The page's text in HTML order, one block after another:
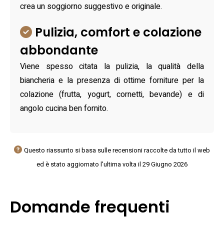
crea un soggiorno suggestivo e originale.
Pulizia, comfort e colazione
abbondante
Viene spesso citata la pulizia, la qualità della
biancheria e la presenza di ottime forniture per la
colazione (frutta, yogurt, cornetti, bevande) e di
angolo cucina ben fornito.
Questo riassunto si basa sulle recensioni raccolte da tutto il web
ed è stato aggiornato l'ultima volta il 29 Giugno 2026
Domande frequenti